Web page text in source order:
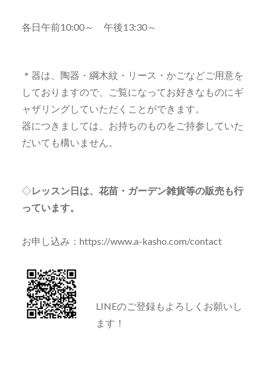
各日午前10:00～ 午後13:30～
＊器は、陶器・綱木紋・リース・かごなどご用意を
しておりますので、ご覧になってお好きなものにギ
ャザリングしていただくことができます。
器につきましては、お持ちのものをご持参していた
だいても構いません。
◇レッスン日は、花苗・ガーデン雑貨等の販売も行
っています。
お申し込み：https://www.a-kasho.com/contact
LINEのご登録もよろしくお願いし
ます！